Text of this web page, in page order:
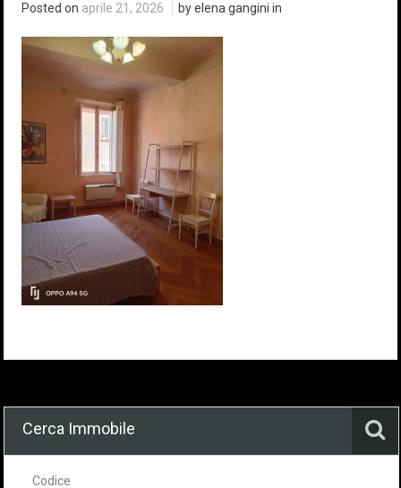
Posted on aprile 21, 2026 by elena gangini in
Cerca Immobile
Codice